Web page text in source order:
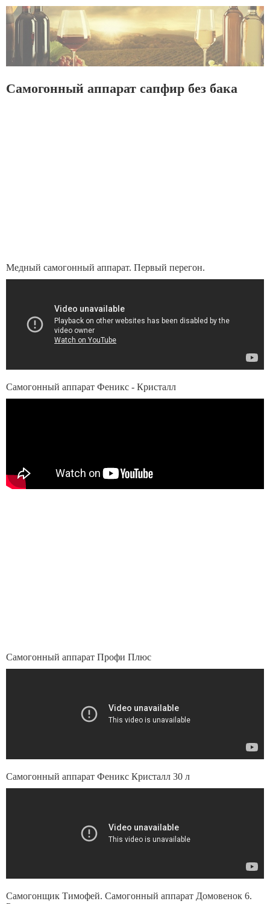
Самогонный аппарат сапфир без бака
Медный самогонный аппарат. Первый перегон.
Самогонный аппарат Феникс - Кристалл
Самогонный аппарат Профи Плюс
Самогонный аппарат Феникс Кристалл 30 л
Самогонщик Тимофей. Самогонный аппарат Домовенок 6.